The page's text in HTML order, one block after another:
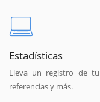
Estadísticas
Lleva un registro de
referencias y más.